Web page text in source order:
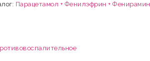
Парацетамол + Фенилэфрин + Фенирамин